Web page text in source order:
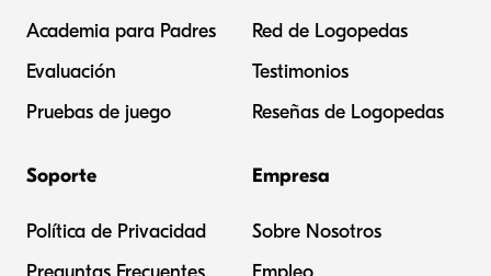
Academia para Padres
Evaluación
Pruebas de juego
Red de Logopedas
Testimonios
Reseñas de Logopedas
Soporte
Política de Privacidad
Empresa
Sobre Nosotros